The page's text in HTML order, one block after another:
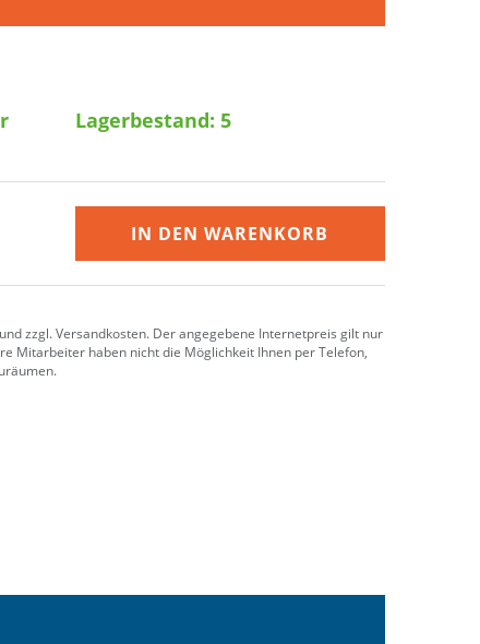
Lagerbestand: 5
IN DEN WARENKORB
zzgl. Versandkosten. Der angegebene Internetpreis gilt nur
Mitarbeiter haben nicht die Möglichkeit Ihnen per Telefon,